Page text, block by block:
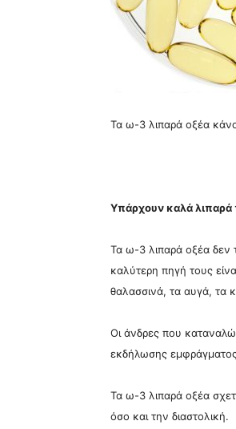
Τα ω-3 λιπαρά οξέα
Υπάρχουν καλά
Τα ω-3 λιπαρά οξέα δεν
καλύτερη πηγή τους
θαλασσινά, τα αυγά, τα
Οι άνδρες που
εκδήλωσης
Τα ω-3 λιπαρά οξέα
όσο και την διαστολική.